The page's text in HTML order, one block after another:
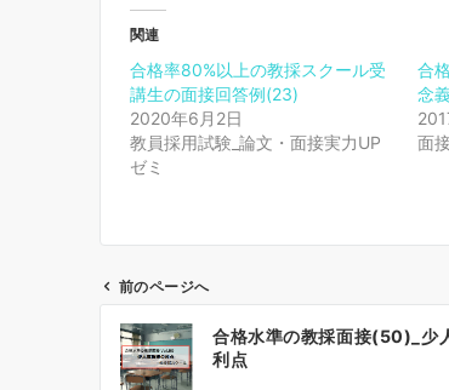
関連
合格率80%以上の教採スクール受
講生の面接回答例(23)
2020年6月2日
教員採用試験_論文・面接実力UP
ゼミ
合
念
面
前のページへ
合格水準の教採面接(50)_少
利点